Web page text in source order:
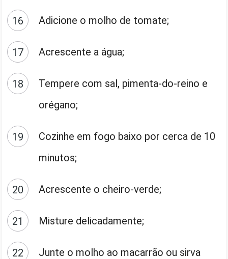
Adicione o molho de tomate;
Acrescente a água;
Tempere com sal, pimenta-do-reino e
orégano;
Cozinhe em fogo baixo por cerca de 10
minutos;
Acrescente o cheiro-verde;
Misture delicadamente;
Junte o molho ao macarrão ou sirva